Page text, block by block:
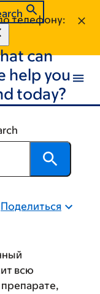
телефону:
can
help you
today?
Поделиться
всю